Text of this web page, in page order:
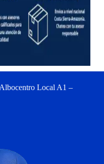
Local A1 –